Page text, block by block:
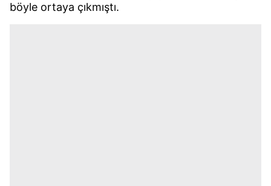
böyle ortaya çıkmıştı.